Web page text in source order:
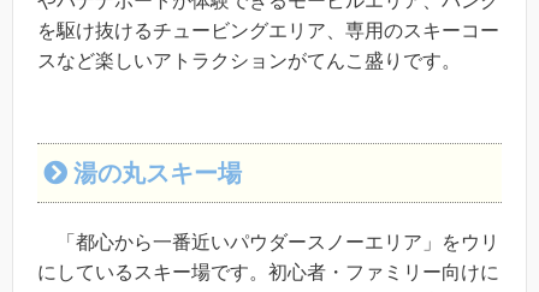
を駆け抜けるチュービングエリア、専用のスキーコー
スなど楽しいアトラクションがてんこ盛りです。
湯の丸スキー場
「都心から一番近いパウダースノーエリア」をウリ
にしているスキー場です。初心者・ファミリー向けに